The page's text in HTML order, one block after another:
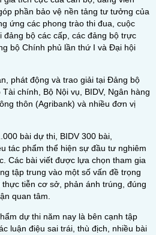
phần bảo vệ nền tảng tư tưởng của
ứng các phong trào thi đua, cuộc
đảng bộ các cấp, các đảng bộ trực
bộ Chính phủ lần thứ I và Đại hội
phát động và trao giải tại Đảng bộ
chính, Bộ Nội vụ, BIDV, Ngân hàng
thôn (Agribank) và nhiều đơn vị
bài dự thi, BIDV 300 bài,
tác phẩm thể hiện sự đầu tư nghiêm
Các bài viết được lựa chọn tham gia
tập trung vào một số vấn đề trọng
tiễn cơ sở, phản ánh trúng, đúng
quan tâm.
dự thi năm nay là bên cạnh tập
luận điệu sai trái, thù địch, nhiều bài